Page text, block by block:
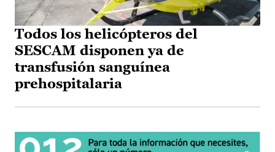
Todos los helicópteros del
SESCAM disponen ya de
transfusión sanguínea
prehospitalaria